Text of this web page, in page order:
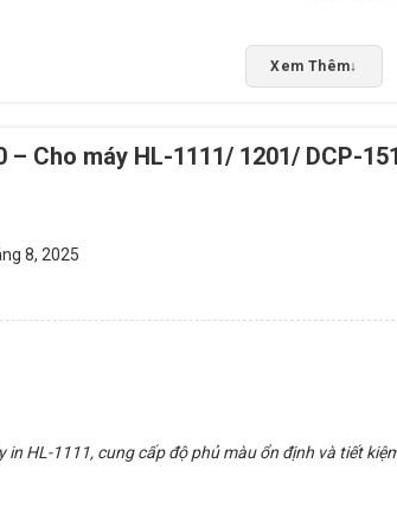
Xem Thêm↓
– Cho máy HL-1111/ 1201/ DCP-
8, 2025
HL-1111, cung cấp độ phủ màu ổn định và tiết